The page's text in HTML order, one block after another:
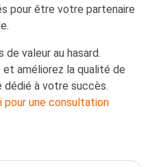
pour être votre partenaire
valeur au hasard.
améliorez la qualité de
dédié à votre succès.
pour une consultation